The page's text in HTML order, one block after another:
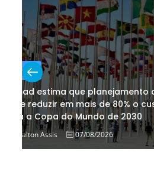
Hotelaria
Após investir R$ 17
Congonhas apresenta
LABACE 2026
Dalton Assis 06/08/2026